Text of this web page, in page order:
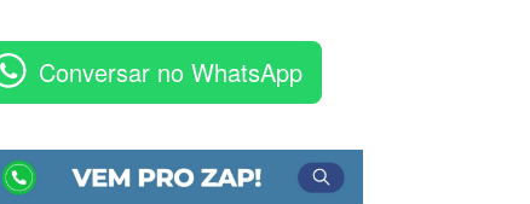
Conversar no WhatsApp